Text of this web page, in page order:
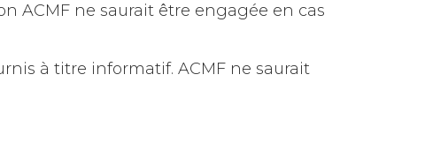
ACMF ne saurait être engagée en cas
à titre informatif. ACMF ne saurait